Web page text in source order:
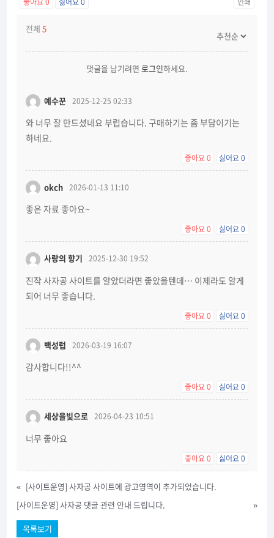
전체 5
댓글을 남기려면 로그인하세요.
예수꾼 2025-12-25 02:33
와 너무 잘 만드셨네요 부럽습니다. 구매하기는 좀 부담이기는
하네요.
좋아요0 싫어요0
okch 2026-01-13 11:10
좋은 자료 좋아요~
좋아요0 싫어요0
사랑의 향기 2025-12-30 19:52
진작 사자공 사이트를 알았더라면 좋았을텐데… 이제라도 알게
되어 너무 좋습니다.
좋아요0 싫어요0
백성럽 2026-03-19 16:07
감사합니다!!^^
좋아요0 싫어요0
세상을빛으로 2026-04-23 10:51
너무 좋아요
좋아요0 싫어요0
« [사이트운영] 사자공 사이트에 광고영역이 추가되었습니다.
[사이트운영] 사자공 댓글 관련 안내 드립니다.
»
목록보기